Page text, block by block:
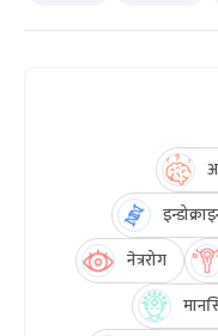
नेत्ररोग